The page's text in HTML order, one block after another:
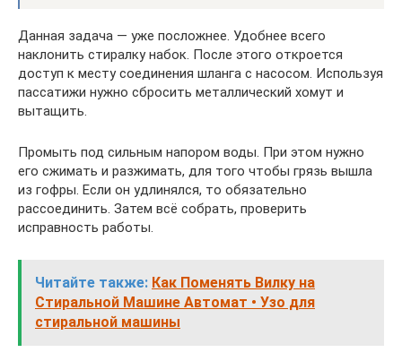
Данная задача — уже посложнее. Удобнее всего
наклонить стиралку набок. После этого откроется
доступ к месту соединения шланга с насосом. Используя
пассатижи нужно сбросить металлический хомут и
вытащить.
Промыть под сильным напором воды. При этом нужно
его сжимать и разжимать, для того чтобы грязь вышла
из гофры. Если он удлинялся, то обязательно
рассоединить. Затем всё собрать, проверить
исправность работы.
Читайте также: Как Поменять Вилку на
Стиральной Машине Автомат • Узо для
стиральной машины